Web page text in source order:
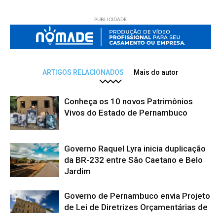
PUBLICIDADE
ARTIGOS RELACIONADOS Mais do autor
Conheça os 10 novos Patrimônios
Vivos do Estado de Pernambuco
Governo Raquel Lyra inicia duplicação
da BR-232 entre São Caetano e Belo
Jardim
Governo de Pernambuco envia Projeto
de Lei de Diretrizes Orçamentárias de